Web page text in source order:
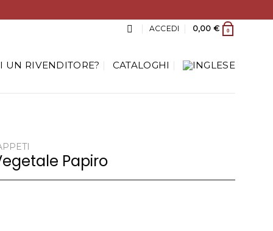
ACCEDI 0,00 € 0
UN RIVENDITORE? CATALOGHI
Papiro